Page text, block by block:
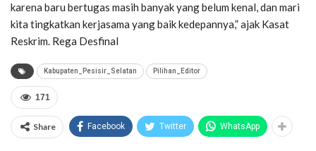
karena baru bertugas masih banyak yang belum kenal, dan mari
kita tingkatkan kerjasama yang baik kedepannya,” ajak Kasat
Reskrim. Rega Desfinal
Kabupaten_Pesisir_Selatan Pilihan_Editor
171
Share Facebook Twitter WhatsApp